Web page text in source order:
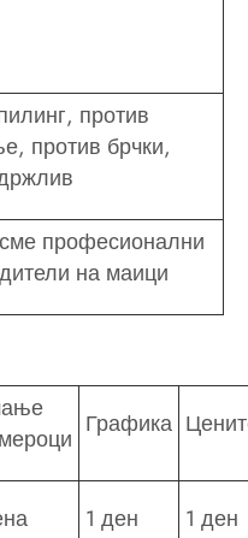
против
против брчки,
професионални
на маици
Графика
1 ден 1 ден